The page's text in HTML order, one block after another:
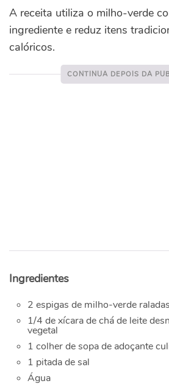
A receita utiliza o milho-verde
ingrediente e reduz itens
calóricos.
Ingredientes
2 espigas de milho-verde raladas
1/4 de xícara de chá de leite
vegetal
1 colher de sopa de adoçante
1 pitada de sal
Água